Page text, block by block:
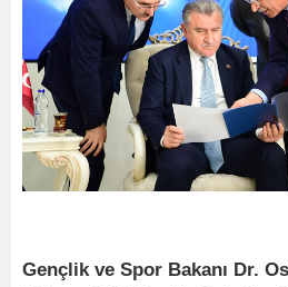
Gençlik ve Spor Bakanı Dr.